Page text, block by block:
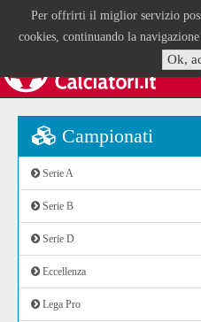
Per offrirti il miglior servizio
cookies, continuando la
Ok,
Campionati
Serie A
Serie B
Serie D
Eccellenza
Lega Pro